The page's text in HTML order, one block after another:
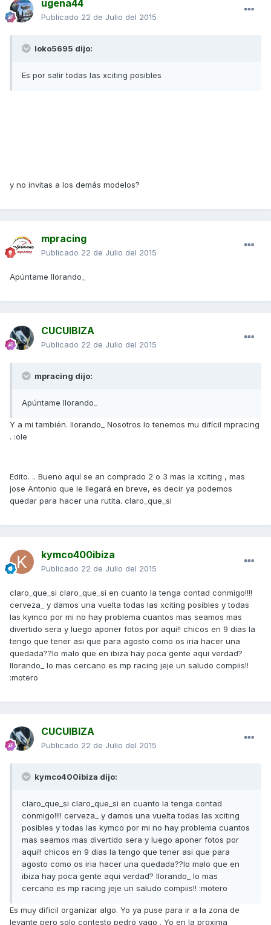
ugena44
Publicado 22 de Julio del 2015
loko5695 dijo:
Es por salir todas las xciting posibles
y no invitas a los demás modelos?
mpracing
Publicado 22 de Julio del 2015
Apúntame llorando_
CUCUIBIZA
Publicado 22 de Julio del 2015
mpracing dijo:
Apúntame llorando_
Y a mi también. llorando_ Nosotros lo tenemos mu difícil mpracing
. :ole
Edito. .. Bueno aquí se an comprado 2 o 3 mas la xciting , mas
jose Antonio que le llegará en breve, es decir ya podemos
quedar para hacer una rutita. claro_que_si
kymco400ibiza
Publicado 22 de Julio del 2015
claro_que_si claro_que_si en cuanto la tenga contad conmigo!!!!
cerveza_ y damos una vuelta todas las xciting posibles y todas
las kymco por mi no hay problema cuantos mas seamos mas
divertido sera y luego aponer fotos por aqui!! chicos en 9 dias la
tengo que tener asi que para agosto como os iria hacer una
quedada??lo malo que en ibiza hay poca gente aqui verdad?
llorando_ lo mas cercano es mp racing jeje un saludo compiis!!
:motero
CUCUIBIZA
Publicado 22 de Julio del 2015
kymco400ibiza dijo:
claro_que_si claro_que_si en cuanto la tenga contad
conmigo!!!! cerveza_ y damos una vuelta todas las xciting
posibles y todas las kymco por mi no hay problema cuantos
mas seamos mas divertido sera y luego aponer fotos por
aqui!! chicos en 9 dias la tengo que tener asi que para
agosto como os iria hacer una quedada??lo malo que en
ibiza hay poca gente aqui verdad? llorando_ lo mas
cercano es mp racing jeje un saludo compiis!! :motero
Es muy dificil organizar algo. Yo ya puse para ir a la zona de
levante pero solo contesto pedro yago . Yo en la proxima